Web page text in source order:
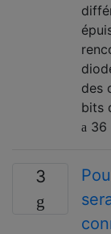
des
bits
36
3